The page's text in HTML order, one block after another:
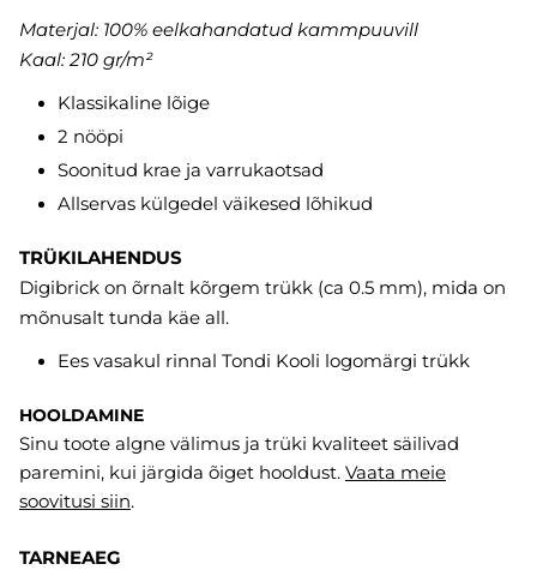
Materjal: 100% eelkahandatud kammpuuvill
Kaal: 210 gr/m²
Klassikaline lõige
2 nööpi
Soonitud krae ja varrukaotsad
Allservas külgedel väikesed lõhikud
TRÜKILAHENDUS
Digibrick on õrnalt kõrgem trükk (ca 0.5 mm), mida on
mõnusalt tunda käe all.
Ees vasakul rinnal Tondi Kooli logomärgi trükk
HOOLDAMINE
Sinu toote algne välimus ja trüki kvaliteet säilivad
paremini, kui järgida õiget hooldust. Vaata meie
soovitusi siin.
TARNEAEG